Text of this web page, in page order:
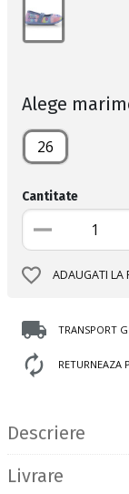
Alege
26
Cantitate
ADAUGATI LA
TRANSPORT
RETURNEAZA
Descriere
Livrare